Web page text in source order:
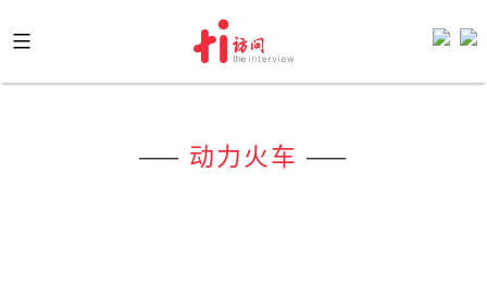
to
content
—— 动力火车 ——